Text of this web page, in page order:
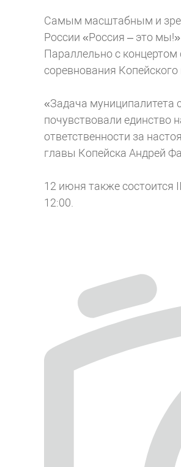
Самым масштабным и
России «Россия – это
Параллельно с
соревнования
«Задача муниципалитета
почувствовали единство
ответственности за
главы Копейска Андрей
12 июня также состоится
12:00.